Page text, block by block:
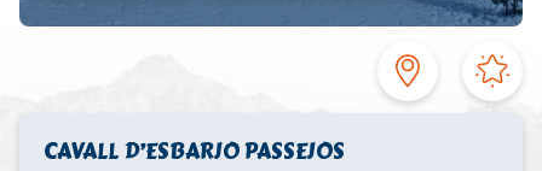
CAVALL D’ESBARJO PASSEJOS